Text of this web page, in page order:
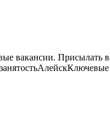
вакансии. Присылать
АлейскКлючевые